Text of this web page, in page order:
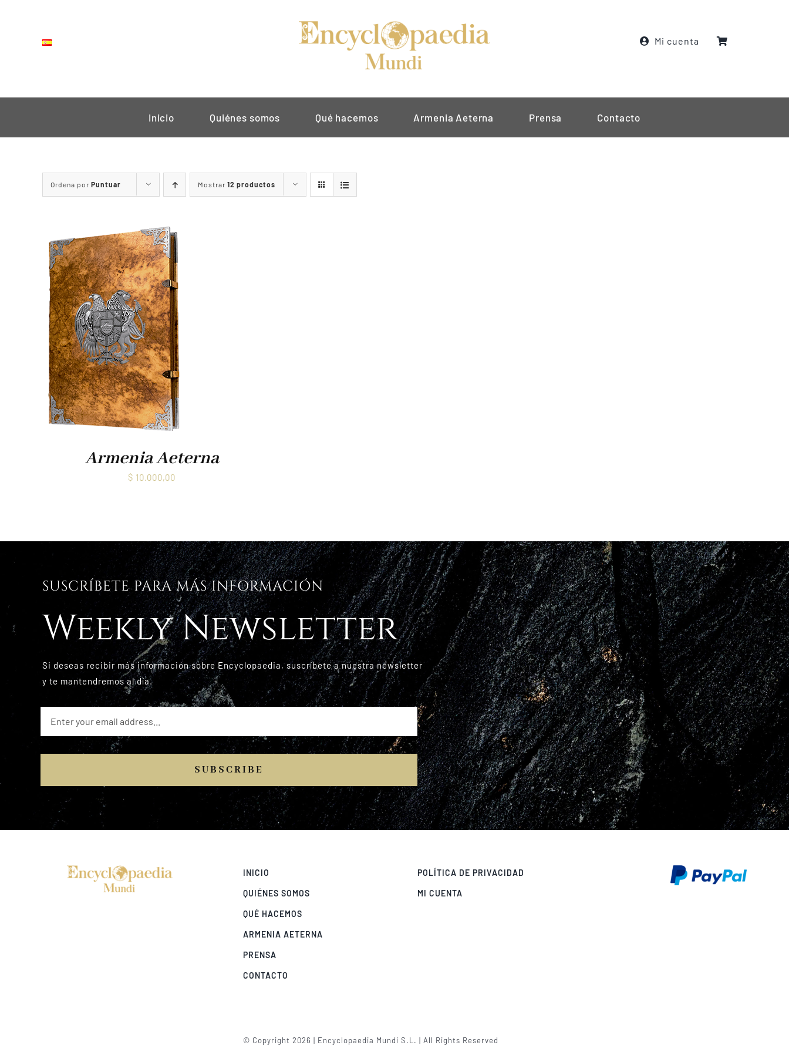
contenido
Mi cuenta
Inicio Quiénes somos Qué hacemos Armenia Aeterna Prensa Contacto
Ordena por Puntuar Mostrar 12 productos
Armenia Aeterna
$ 10.000,00
SUSCRÍBETE PARA MÁS INFORMACIÓN
Weekly Newsletter
Si deseas recibir más información sobre Encyclopaedia, suscríbete a nuestra newsletter
y te mantendremos al día.
SUBSCRIBE
INICIO
QUIÉNES SOMOS
QUÉ HACEMOS
ARMENIA AETERNA
PRENSA
CONTACTO
POLÍTICA DE PRIVACIDAD
MI CUENTA
© Copyright 2026 | Encyclopaedia Mundi S.L. | All Rights Reserved